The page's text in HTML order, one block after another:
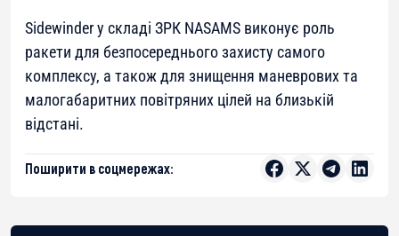
Sidewinder у складі ЗРК NASAMS виконує роль
ракети для безпосереднього захисту самого
комплексу, а також для знищення маневрових та
малогабаритних повітряних цілей на близькій
відстані.
Поширити в соцмережах: